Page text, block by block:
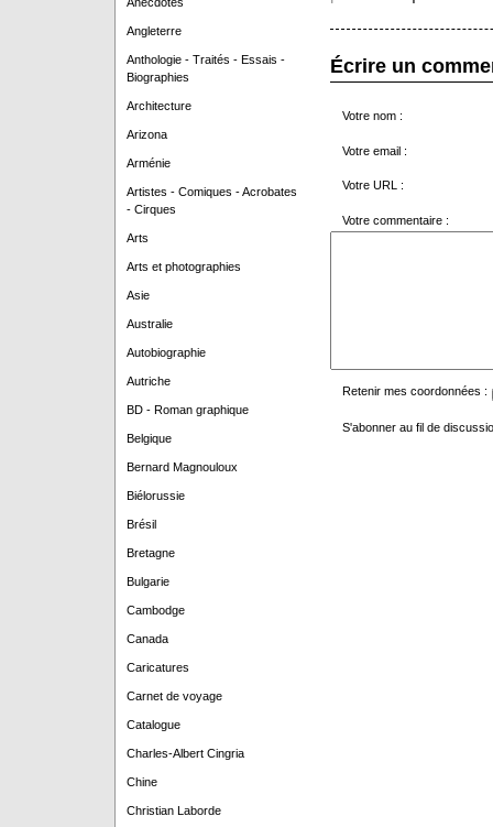
Angleterre
Anthologie - Traités - Essais -
Biographies
Architecture
Arizona
Arménie
Artistes - Comiques - Acrobates
- Cirques
Arts
Arts et photographies
Asie
Australie
Autobiographie
Autriche
BD - Roman graphique
Belgique
Bernard Magnouloux
Biélorussie
Brésil
Bretagne
Bulgarie
Cambodge
Canada
Caricatures
Carnet de voyage
Catalogue
Charles-Albert Cingria
Chine
Christian Laborde
Écrire un
Votre nom :
Votre email :
Votre URL :
Votre commentaire :
Retenir mes coordonnées :
S'abonner au fil de